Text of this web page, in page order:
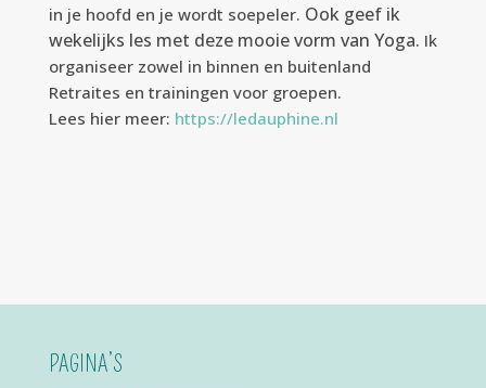
in je hoofd en je wordt soepeler. Ook geef ik
wekelijks les met deze mooie vorm van Yoga. Ik
organiseer zowel in binnen en buitenland
Retraites en trainingen voor groepen.
Lees hier meer: https://ledauphine.nl
PAGINA’S